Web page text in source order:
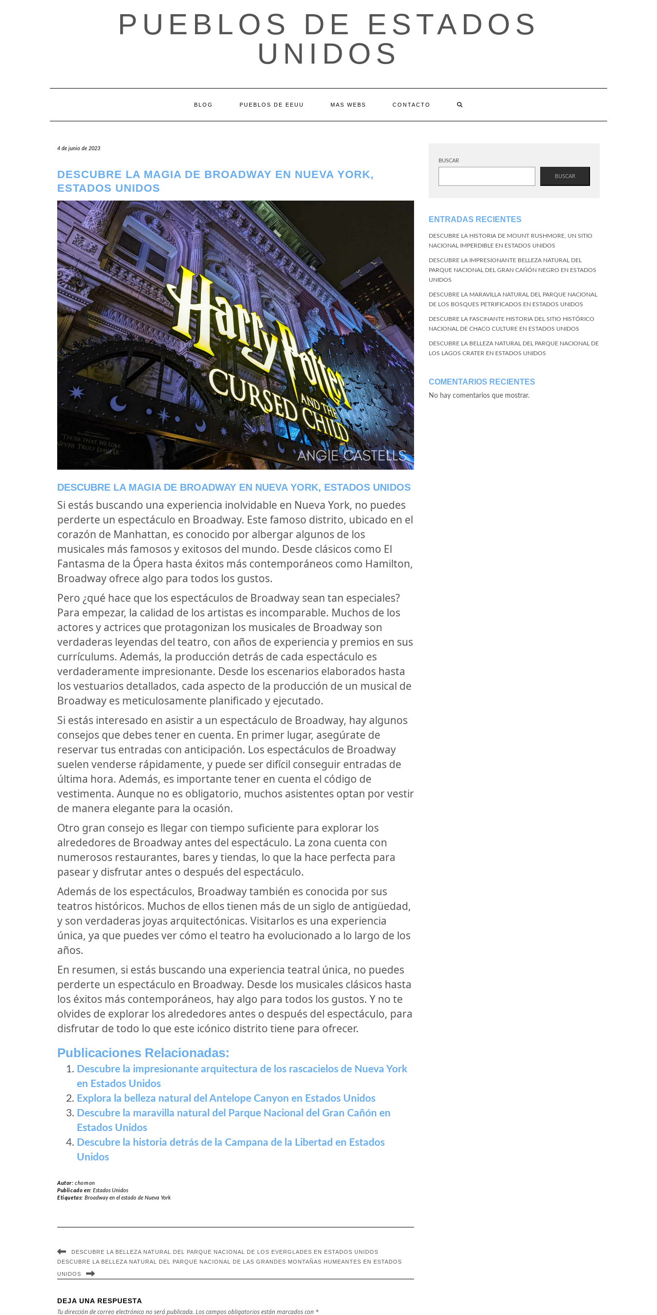
PUEBLOS DE ESTADOS
UNIDOS
BLOG PUEBLOS DE EEUU MAS WEBS CONTACTO
4 de junio de 2023
DESCUBRE LA MAGIA DE BROADWAY EN NUEVA YORK,
ESTADOS UNIDOS
DESCUBRE LA MAGIA DE BROADWAY EN NUEVA YORK, ESTADOS UNIDOS
Si estás buscando una experiencia inolvidable en Nueva York, no puedes
perderte un espectáculo en Broadway. Este famoso distrito, ubicado en el
corazón de Manhattan, es conocido por albergar algunos de los
musicales más famosos y exitosos del mundo. Desde clásicos como El
Fantasma de la Ópera hasta éxitos más contemporáneos como Hamilton,
Broadway ofrece algo para todos los gustos.
Pero ¿qué hace que los espectáculos de Broadway sean tan especiales?
Para empezar, la calidad de los artistas es incomparable. Muchos de los
actores y actrices que protagonizan los musicales de Broadway son
verdaderas leyendas del teatro, con años de experiencia y premios en sus
currículums. Además, la producción detrás de cada espectáculo es
verdaderamente impresionante. Desde los escenarios elaborados hasta
los vestuarios detallados, cada aspecto de la producción de un musical de
Broadway es meticulosamente planificado y ejecutado.
Si estás interesado en asistir a un espectáculo de Broadway, hay algunos
consejos que debes tener en cuenta. En primer lugar, asegúrate de
reservar tus entradas con anticipación. Los espectáculos de Broadway
suelen venderse rápidamente, y puede ser difícil conseguir entradas de
última hora. Además, es importante tener en cuenta el código de
vestimenta. Aunque no es obligatorio, muchos asistentes optan por vestir
de manera elegante para la ocasión.
Otro gran consejo es llegar con tiempo suficiente para explorar los
alrededores de Broadway antes del espectáculo. La zona cuenta con
numerosos restaurantes, bares y tiendas, lo que la hace perfecta para
pasear y disfrutar antes o después del espectáculo.
Además de los espectáculos, Broadway también es conocida por sus
teatros históricos. Muchos de ellos tienen más de un siglo de antigüedad,
y son verdaderas joyas arquitectónicas. Visitarlos es una experiencia
única, ya que puedes ver cómo el teatro ha evolucionado a lo largo de los
años.
En resumen, si estás buscando una experiencia teatral única, no puedes
perderte un espectáculo en Broadway. Desde los musicales clásicos hasta
los éxitos más contemporáneos, hay algo para todos los gustos. Y no te
olvides de explorar los alrededores antes o después del espectáculo, para
disfrutar de todo lo que este icónico distrito tiene para ofrecer.
Publicaciones Relacionadas:
Descubre la impresionante arquitectura de los rascacielos de Nueva York
en Estados Unidos
Explora la belleza natural del Antelope Canyon en Estados Unidos
Descubre la maravilla natural del Parque Nacional del Gran Cañón en
Estados Unidos
Descubre la historia detrás de la Campana de la Libertad en Estados
Unidos
Autor:chomon
Publicado en:Estados Unidos
Etiquetas: Broadway en el estado de Nueva York
DESCUBRE LA BELLEZA NATURAL DEL PARQUE NACIONAL DE LOS EVERGLADES EN ESTADOS UNIDOS
DESCUBRE LA BELLEZA NATURAL DEL PARQUE NACIONAL DE LAS GRANDES MONTAÑAS HUMEANTES EN ESTADOS
UNIDOS
DEJA UNA RESPUESTA
Tu dirección de correo electrónico no será publicada. Los campos obligatorios están marcados con *
BUSCAR
BUSCAR
ENTRADAS RECIENTES
DESCUBRE LA HISTORIA DE MOUNT RUSHMORE, UN SITIO
NACIONAL IMPERDIBLE EN ESTADOS UNIDOS
DESCUBRE LA IMPRESIONANTE BELLEZA NATURAL DEL
PARQUE NACIONAL DEL GRAN CAÑÓN NEGRO EN ESTADOS
UNIDOS
DESCUBRE LA MARAVILLA NATURAL DEL PARQUE NACIONAL
DE LOS BOSQUES PETRIFICADOS EN ESTADOS UNIDOS
DESCUBRE LA FASCINANTE HISTORIA DEL SITIO HISTÓRICO
NACIONAL DE CHACO CULTURE EN ESTADOS UNIDOS
DESCUBRE LA BELLEZA NATURAL DEL PARQUE NACIONAL DE
LOS LAGOS CRATER EN ESTADOS UNIDOS
COMENTARIOS RECIENTES
No hay comentarios que mostrar.